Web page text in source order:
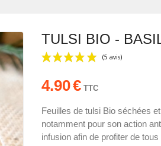
TULSI BIO -
4.90€ TTC
Feuilles de tulsi Bio séchées
notamment pour son action
infusion afin de profiter de